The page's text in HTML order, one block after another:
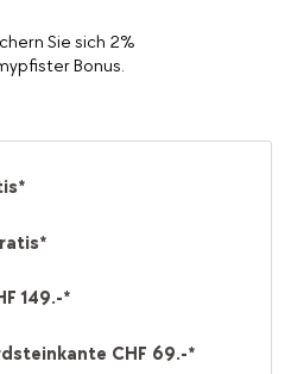
Sie sich 2%
Bonus.
149.-*
CHF 69.-*